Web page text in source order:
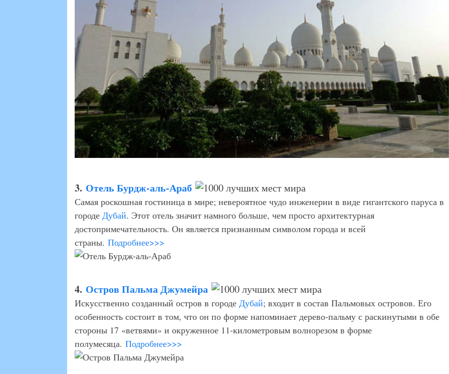
3. Отель Бурдж-аль-Араб
Самая роскошная гостиница в мире; невероятное чудо инженерии в виде гигантского паруса в
городеДубай. Этот отель значит намного больше, чем просто архитектурная
достопримечательность. Он является признанным символом города и всей
страны.Подробнее>>>
4. Остров Пальма Джумейра
Искусственно созданный остров в городеДубай; входит в состав Пальмовых островов. Его
особенность состоит в том, что он по форме напоминает дерево-пальму с раскинутыми в обе
стороны 17 «ветвями» и окруженное 11-километровым волнорезом в форме
полумесяца.Подробнее>>>